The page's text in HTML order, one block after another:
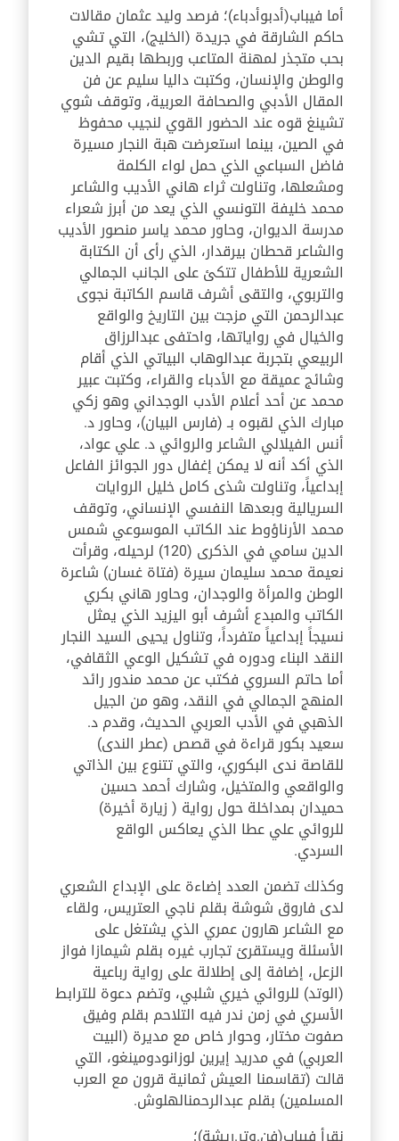
أما فيباب(أدبوأدباء)؛ فرصد وليد عثمان مقالات
حاكم الشارقة في جريدة (الخليج)، التي تشي
بحب متجذر لمهنة المتاعب وربطها بقيم الدين
والوطن والإنسان، وكتبت داليا سليم عن فن
المقال الأدبي والصحافة العربية، وتوقف شوي
تشينغ قوه عند الحضور القوي لنجيب محفوظ
في الصين، بينما استعرضت هبة النجار مسيرة
فاضل السباعي الذي حمل لواء الكلمة
ومشعلها، وتناولت ثراء هاني الأديب والشاعر
محمد خليفة التونسي الذي يعد من أبرز شعراء
مدرسة الديوان، وحاور محمد ياسر منصور الأديب
والشاعر قحطان بيرقدار، الذي رأى أن الكتابة
الشعرية للأطفال تتكئ على الجانب الجمالي
والتربوي، والتقى أشرف قاسم الكاتبة نجوى
عبدالرحمن التي مزجت بين التاريخ والواقع
والخيال في رواياتها، واحتفى عبدالرزاق
الربيعي بتجربة عبدالوهاب البياتي الذي أقام
وشائج عميقة مع الأدباء والقراء، وكتبت عبير
محمد عن أحد أعلام الأدب الوجداني وهو زكي
مبارك الذي لقبوه بـ (فارس البيان)، وحاور د.
أنس الفيلالي الشاعر والروائي د. علي عواد،
الذي أكد أنه لا يمكن إغفال دور الجوائز الفاعل
إبداعياً، وتناولت شذى كامل خليل الروايات
السريالية وبعدها النفسي الإنساني، وتوقف
محمد الأرناؤوط عند الكاتب الموسوعي شمس
الدين سامي في الذكرى (120) لرحيله، وقرأت
نعيمة محمد سليمان سيرة (فتاة غسان) شاعرة
الوطن والمرأة والوجدان، وحاور هاني بكري
الكاتب والمبدع أشرف أبو اليزيد الذي يمثل
نسيجاً إبداعياً متفرداً، وتناول يحيى السيد النجار
النقد البناء ودوره في تشكيل الوعي الثقافي،
أما حاتم السروي فكتب عن محمد مندور رائد
المنهج الجمالي في النقد، وهو من الجيل
الذهبي في الأدب العربي الحديث، وقدم د.
سعيد بكور قراءة في قصص (عطر الندى)
للقاصة ندى البكوري، والتي تتنوع بين الذاتي
والواقعي والمتخيل، وشارك أحمد حسين
حميدان بمداخلة حول رواية ( زيارة أخيرة)
للروائي علي عطا الذي يعاكس الواقع
السردي.
وكذلك تضمن العدد إضاءة على الإبداع الشعري
لدى فاروق شوشة بقلم ناجي العتريس، ولقاء
مع الشاعر هارون عمري الذي يشتغل على
الأسئلة ويستقرئ تجارب غيره بقلم شيمازا فواز
الزعل، إضافة إلى إطلالة على رواية رباعية
(الوتد) للروائي خيري شلبي، وتضم دعوة للترابط
الأسري في زمن ندر فيه التلاحم بقلم وفيق
صفوت مختار، وحوار خاص مع مديرة (البيت
العربي) في مدريد إيرين لوزانودومينغو، التي
قالت (تقاسمنا العيش ثمانية قرون مع العرب
المسلمين) بقلم عبدالرحمنالهلوش.